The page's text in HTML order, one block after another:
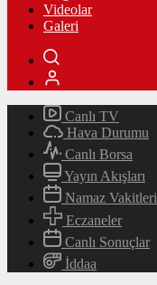
Videolar
Galeri
Canlı TV
Hava Durumu
Canlı Borsa
Yayın Akışları
Namaz Vakitleri
Eczaneler
Canlı Sonuçlar
İddaa